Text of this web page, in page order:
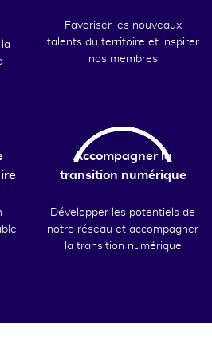
Favoriser les nouveaux
talents du territoire et inspirer
nos membres
Accompagner la
transition numérique
Développer les potentiels de
notre réseau et accompagner
la transition numérique